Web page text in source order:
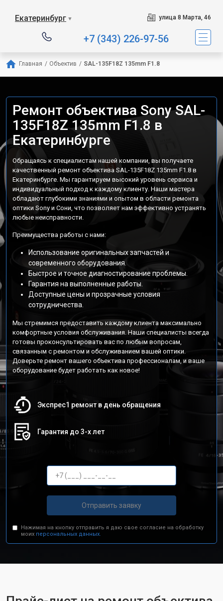
Екатеринбург ▼ улица 8 Марта, 46
+7 (343) 226-97-56
Главная / Объектив / SAL-135F18Z 135mm F1.8
Ремонт объектива Sony SAL-
135F18Z 135mm F1.8 в
Екатеринбурге
Обращаясь к специалистам нашей компании, вы получаете
качественный ремонт объектива SAL-135F18Z 135mm F1.8 в
Екатеринбурге. Мы гарантируем высокий уровень сервиса и
индивидуальный подход к каждому клиенту. Наши мастера
обладают глубокими знаниями и опытом в области ремонта
оптики Sony и Сони, что позволяет нам эффективно устранять
любые неисправности.
Преимущества работы с нами:
Использование оригинальных запчастей и
современного оборудования.
Быстрое и точное диагностирование проблемы.
Гарантия на выполненные работы.
Доступные цены и прозрачные условия
сотрудничества.
Мы стремимся предоставить каждому клиента максимально
комфортные условия обслуживания. Наши специалисты всегда
готовы проконсультировать вас по любым вопросам,
связанным с ремонтом и обслуживанием вашей оптики.
Доверьте ремонт вашего объектива профессионалам, и ваше
оборудование будет работать как новое!
Экспрес1 ремонт в день обращения
Гарантия до 3-х лет
Отправить заявку
Нажимая на кнопку отправить я даю свое согласие на обработку
моих персональных данных.